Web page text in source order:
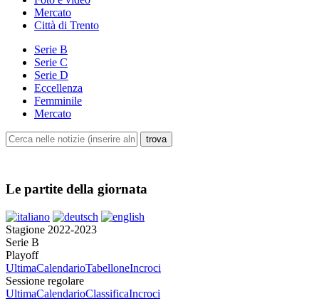
Mercato
Città di Trento
Serie B
Serie C
Serie D
Eccellenza
Femminile
Mercato
Le partite della giornata
Stagione 2022-2023
Serie B
Playoff
UltimaCalendarioTabelloneIncroci
Sessione regolare
UltimaCalendarioClassificaIncroci